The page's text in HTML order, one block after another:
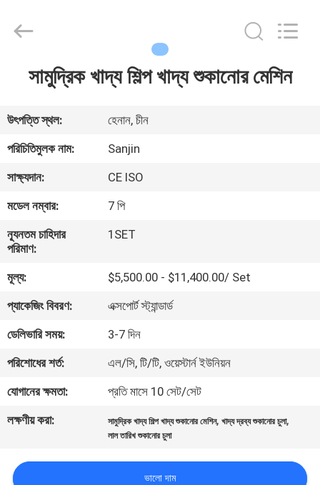
পণ্য
আমাদের
কারখানা
মান
নিয়ন্ত্রণ
আমাদের
সাথে
যোগাযোগ
করুন
সামুদ্রিক খাদ্য শিল্প খাদ্য শুকানোর মেশিন
উৎপত্তি স্থল:
হেনান, চীন
পরিচিতিমুলক নাম:
Sanjin
সাক্ষ্যদান:
CE ISO
মডেল নম্বার:
7 পি
ন্যূনতম চাহিদার
পরিমাণ:
1SET
মূল্য:
$5,500.00 - $11,400.00/ Set
প্যাকেজিং বিবরণ:
এক্সপোর্ট স্ট্যান্ডার্ড
ডেলিভারি সময়:
3-7 দিন
পরিশোধের শর্ত:
এল/সি, টি/টি, ওয়েস্টার্ন ইউনিয়ন
যোগানের ক্ষমতা:
প্রতি মাসে 10 সেট/সেট
লক্ষণীয় করা:
সামুদ্রিক খাদ্য শিল্প খাদ্য শুকানোর মেশিন,খাদ্য দ্রব্য শুকানোর চুলা,
লাল তারিখ শুকানোর চুলা
ভালো দাম